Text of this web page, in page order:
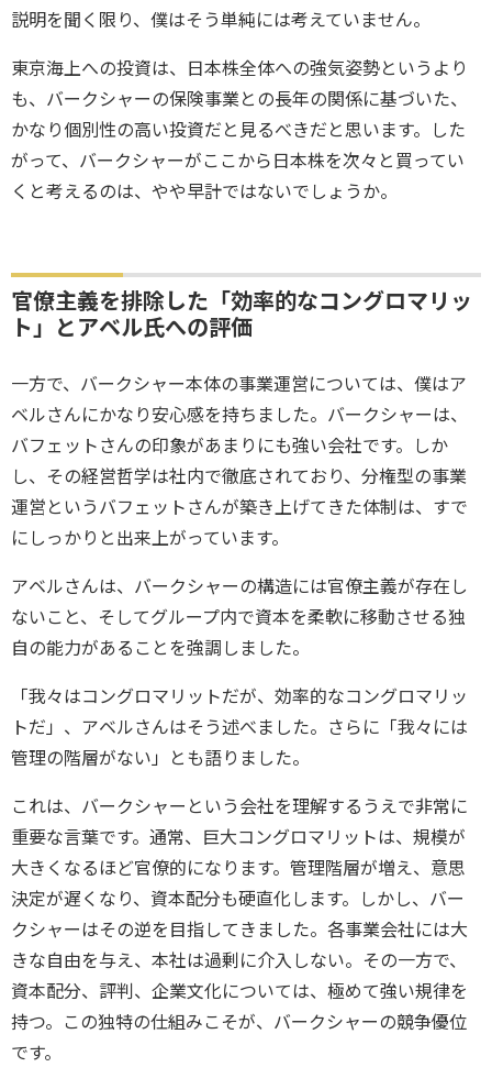
説明を聞く限り、僕はそう単純には考えていません。
東京海上への投資は、日本株全体への強気姿勢というより
も、バークシャーの保険事業との長年の関係に基づいた、
かなり個別性の高い投資だと見るべきだと思います。した
がって、バークシャーがここから日本株を次々と買ってい
くと考えるのは、やや早計ではないでしょうか。
官僚主義を排除した「効率的なコングロマリッ
ト」とアベル氏への評価
一方で、バークシャー本体の事業運営については、僕はア
ベルさんにかなり安心感を持ちました。バークシャーは、
バフェットさんの印象があまりにも強い会社です。しか
し、その経営哲学は社内で徹底されており、分権型の事業
運営というバフェットさんが築き上げてきた体制は、すで
にしっかりと出来上がっています。
アベルさんは、バークシャーの構造には官僚主義が存在し
ないこと、そしてグループ内で資本を柔軟に移動させる独
自の能力があることを強調しました。
「我々はコングロマリットだが、効率的なコングロマリッ
トだ」、アベルさんはそう述べました。さらに「我々には
管理の階層がない」とも語りました。
これは、バークシャーという会社を理解するうえで非常に
重要な言葉です。通常、巨大コングロマリットは、規模が
大きくなるほど官僚的になります。管理階層が増え、意思
決定が遅くなり、資本配分も硬直化します。しかし、バー
クシャーはその逆を目指してきました。各事業会社には大
きな自由を与え、本社は過剰に介入しない。その一方で、
資本配分、評判、企業文化については、極めて強い規律を
持つ。この独特の仕組みこそが、バークシャーの競争優位
です。